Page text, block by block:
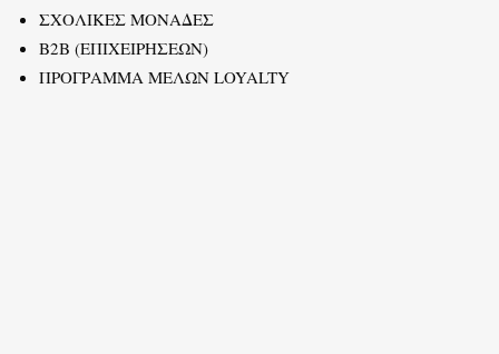
ΣΧΟΛΙΚΕΣ ΜΟΝΑΔΕΣ
B2B (ΕΠΙΧΕΙΡΗΣΕΩΝ)
ΠΡΟΓΡΑΜΜΑ ΜΕΛΩΝ LOYALTY